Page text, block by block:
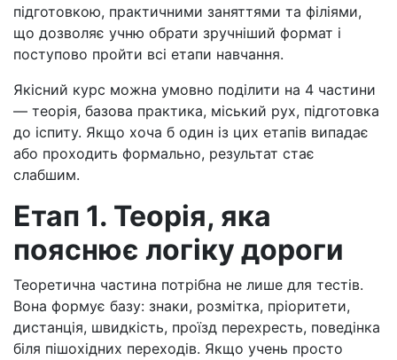
підготовкою, практичними заняттями та філіями,
що дозволяє учню обрати зручніший формат і
поступово пройти всі етапи навчання.
Якісний курс можна умовно поділити на 4 частини
— теорія, базова практика, міський рух, підготовка
до іспиту. Якщо хоча б один із цих етапів випадає
або проходить формально, результат стає
слабшим.
Етап 1. Теорія, яка
пояснює логіку дороги
Теоретична частина потрібна не лише для тестів.
Вона формує базу: знаки, розмітка, пріоритети,
дистанція, швидкість, проїзд перехресть, поведінка
біля пішохідних переходів. Якщо учень просто